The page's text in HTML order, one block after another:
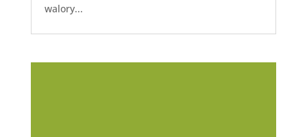
walory...